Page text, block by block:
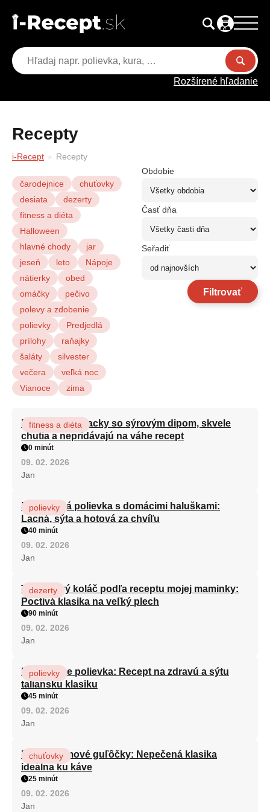
Rozšírené hľadanie
Recepty
i-Recept Recepty
čarodejnice
chuťovky
desiata
dezerty
fitness a diéta
Halloween
hlavné chody
jar
jeseň
leto
Nápoje
nátierky
obed
omáčky
pečivo
polevy a zdobenie
polievky
Predjedlá
prílohy
raňajky
šaláty
silvester
večera
veľká noc
Vianoce
zima
Obdobie
Časť dňa
Seřadiť
Filtrovať
Brokolicové placky so sýrovým dipom, skvele
chutia a nepridávajú na váhe recept
fitness a diéta
0 minút
09. 02. 2026
Jan
Zeleninová polievka s domácimi haluškami:
Lacná, sýta a hotová za chvíľu
polievky
40 minút
09. 02. 2026
Jan
Tvarohový koláč podľa receptu mojej maminky:
Poctivá klasika na veľký plech
dezerty
90 minút
09. 02. 2026
Jan
Minestrone polievka: Recept na zdravú a sýtu
taliansku klasiku
polievky
45 minút
09. 02. 2026
Jan
Rýchle rumové guľôčky: Nepečená klasika
ideálna ku káve
chuťovky
25 minút
09. 02. 2026
Jan